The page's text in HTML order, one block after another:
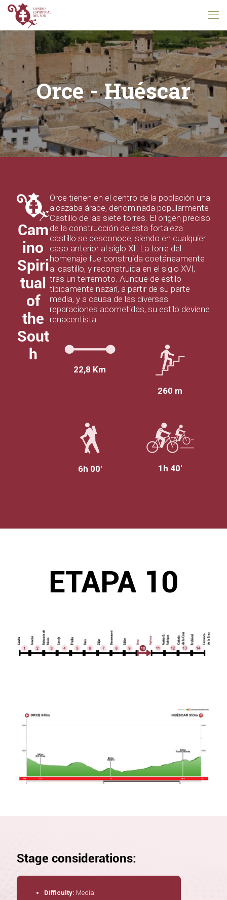
Orce - Huéscar
Cam
ino
Spiri
tual
of
the
Sout
h
Orce tienen en el centro de la población una
alcazaba árabe, denominada popularmente
Castillo de las siete torres. El origen preciso
de la construcción de esta fortaleza
castillo se desconoce, siendo en cualquier
caso anterior al siglo XI. La torre del
homenaje fue construida coetáneamente
al castillo, y reconstruida en el siglo XVI,
tras un terremoto. Aunque de estilo
típicamente nazarí, a partir de su parte
media, y a causa de las diversas
reparaciones acometidas, su estilo deviene
renacentista.
22,8 Km
260 m
6h 00' 1h 40'
ETAPA 10
Stage considerations:
Difficulty: Media